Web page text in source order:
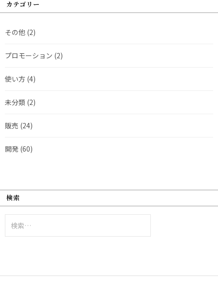
カテゴリー
その他 (2)
プロモーション (2)
使い方 (4)
未分類 (2)
販売 (24)
開発 (60)
検索
索: